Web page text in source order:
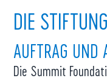
DIE STIFTUNG
AUFTRAG UND
Die Summit